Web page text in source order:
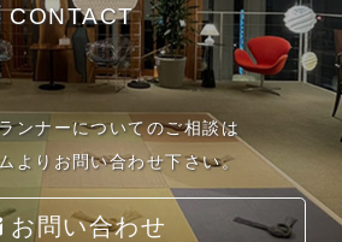
CONTACT
ンナーについてのご相談は
よりお問い合わせ下さい。
お問い合わせ